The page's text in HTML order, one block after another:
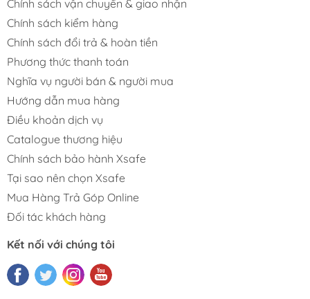
Chính sách vận chuyển & giao nhận
Chính sách kiểm hàng
Chính sách đổi trả & hoàn tiền
Phương thức thanh toán
Nghĩa vụ người bán & người mua
Hướng dẫn mua hàng
Điều khoản dịch vụ
Catalogue thương hiệu
Chính sách bảo hành Xsafe
Tại sao nên chọn Xsafe
Mua Hàng Trả Góp Online
Đối tác khách hàng
Kết nối với chúng tôi